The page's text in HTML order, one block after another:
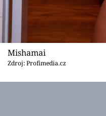
Mishamai
Zdroj: Profimedia.cz